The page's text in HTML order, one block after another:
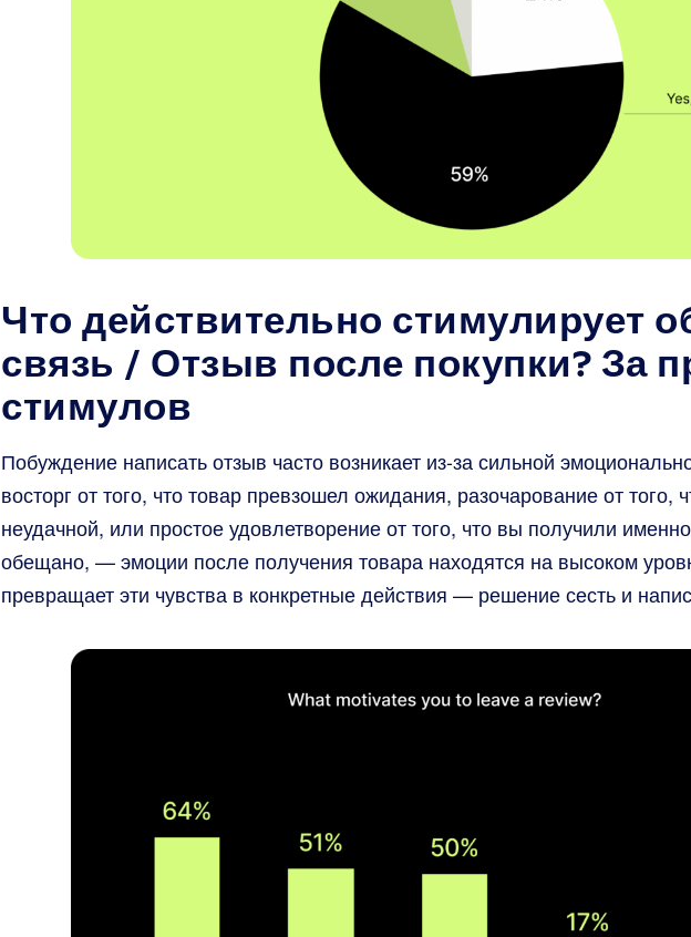
Что действительно стимулирует
связь / Отзыв после покупки? За
стимулов
Побуждение написать отзыв часто возникает из-за сильной
восторг от того, что товар превзошел ожидания, разочарование от того,
неудачной, или простое удовлетворение от того, что вы получили
обещано, — эмоции после получения товара находятся на высоком
превращает эти чувства в конкретные действия — решение сесть и